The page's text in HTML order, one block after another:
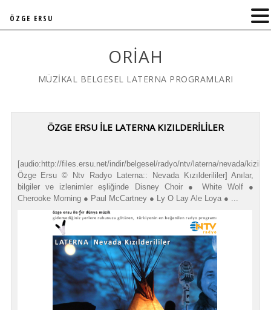
ORIAH
MÜZİKAL BELGESEL LATERNA PROGRAMLARI
ÖZGE ERSU İLE LATERNA KIZILDERİLİLER
[audio:http://files.ersu.net/indir/belgesel/radyo/ntv/laterna/nevada/
Özge Ersu © Ntv Radyo Laterna:: Nevada Kızılderililer] Anılar,
bilgiler ve izlenimler eşliğinde Disney Choir ● White Wolf ●
Cherooke Morning ● Paul McCartney ● Ly O Lay Ale Loya ● ...
ÖZGE ERSU